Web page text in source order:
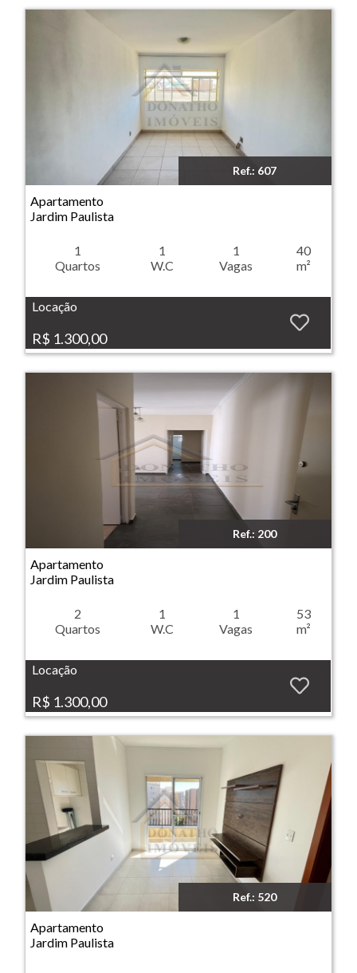
Imóvel: Apartamento - Jardim Paulista - Ribeirão Preto Ref.: 607
Apartamento
Jardim Paulista
1
Quartos
1
W.C
1
Vagas
40
m²
Locação
R$ 1.300,00
Imóvel: Apartamento - Jardim Paulista - Ribeirão Preto Ref.: 200
Apartamento
Jardim Paulista
2
Quartos
1
W.C
1
Vagas
53
m²
Locação
R$ 1.300,00
Imóvel: Apartamento - Jardim Paulista - Ribeirão Preto Ref.: 520
Apartamento
Jardim Paulista